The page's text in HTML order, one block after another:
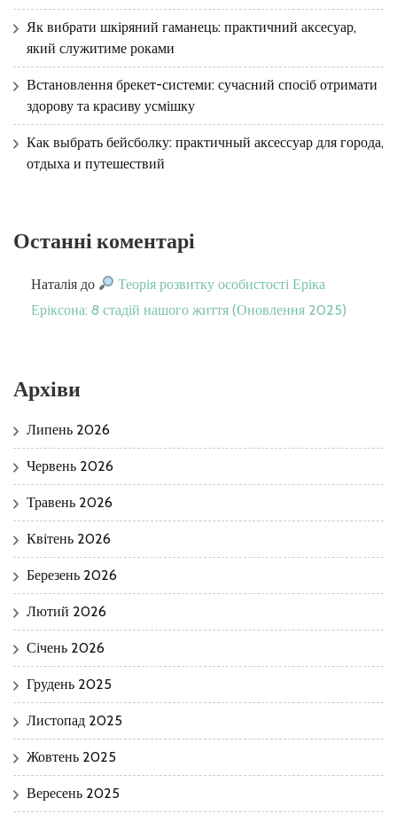
Як вибрати шкіряний гаманець: практичний аксесуар,
який служитиме роками
Встановлення брекет-системи: сучасний спосіб отримати
здорову та красиву усмішку
Как выбрать бейсболку: практичный аксессуар для города,
отдыха и путешествий
Останні коментарі
Наталія до
Теорія розвитку особистості Еріка
Еріксона: 8 стадій нашого життя (Оновлення 2025)
Архіви
Липень 2026
Червень 2026
Травень 2026
Квітень 2026
Березень 2026
Лютий 2026
Січень 2026
Грудень 2025
Листопад 2025
Жовтень 2025
Вересень 2025